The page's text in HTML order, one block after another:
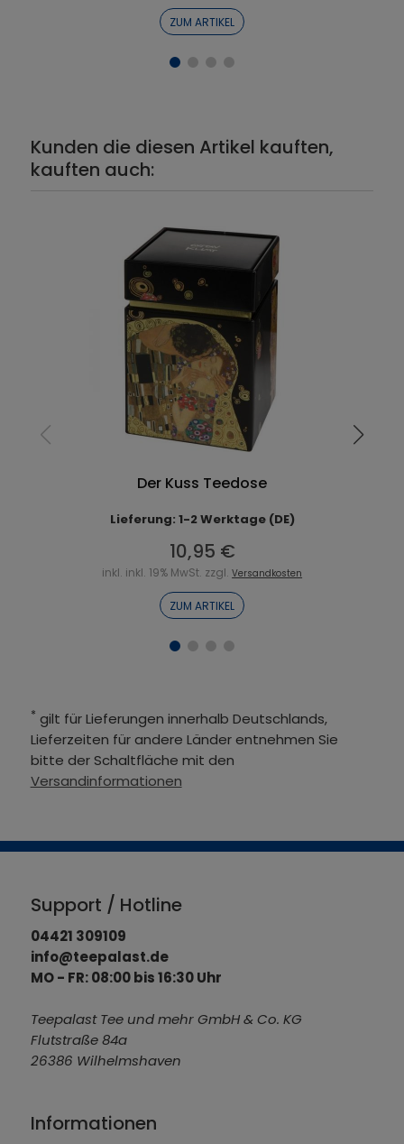
ZUM ARTIKEL
Kunden die diesen Artikel kauften,
kauften auch:
Der Kuss Teedose
Lieferung: 1-2 Werktage (DE)
10,95 €
inkl. inkl. 19% MwSt. zzgl.Versandkosten
ZUM ARTIKEL
* gilt für Lieferungen innerhalb Deutschlands,
Lieferzeiten für andere Länder entnehmen Sie
bitte der Schaltfläche mit den
Versandinformationen
Support / Hotline
04421 309109
info@teepalast.de
MO - FR: 08:00 bis 16:30 Uhr
Teepalast Tee und mehr GmbH & Co. KG
Flutstraße 84a
26386 Wilhelmshaven
Informationen